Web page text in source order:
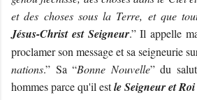
et des choses sous la Terre, et que
Jésus-Christ est Seigneur.” Il appelle
proclamer son message et sa seigneurie
nations.” Sa “Bonne Nouvelle” du
hommes parce qu'il estle Seigneur et Roi